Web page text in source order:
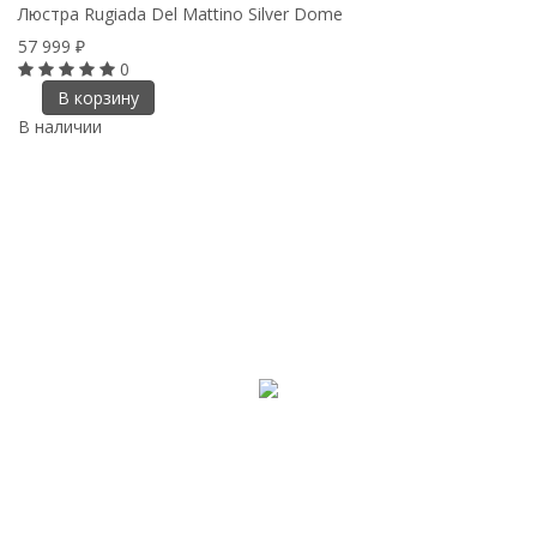
Люстра Rugiada Del Mattino Silver Dome
57 999 ₽
0
В корзину
В наличии